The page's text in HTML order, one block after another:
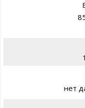
нет